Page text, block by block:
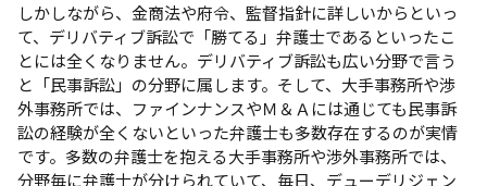
しかしながら、金商法や府令、監督指針に詳しいからといっ
て、デリバティブ訴訟で「勝てる」弁護士であるといったこ
とには全くなりません。デリバティブ訴訟も広い分野で言う
と「民事訴訟」の分野に属します。そして、大手事務所や渉
外事務所では、ファインナンスやＭ＆Ａには通じても民事訴
訟の経験が全くないといった弁護士も多数存在するのが実情
です。多数の弁護士を抱える大手事務所や渉外事務所では、
分野毎に弁護士が分けられていて、毎日、デューデリジェン